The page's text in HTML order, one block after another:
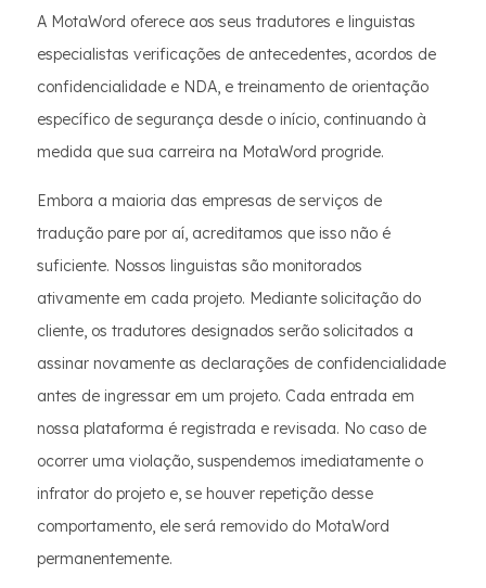
A MotaWord oferece aos seus tradutores e linguistas
especialistas verificações de antecedentes, acordos de
confidencialidade e NDA, e treinamento de orientação
específico de segurança desde o início, continuando à
medida que sua carreira na MotaWord progride.
Embora a maioria das empresas de serviços de
tradução pare por aí, acreditamos que isso não é
suficiente. Nossos linguistas são monitorados
ativamente em cada projeto. Mediante solicitação do
cliente, os tradutores designados serão solicitados a
assinar novamente as declarações de confidencialidade
antes de ingressar em um projeto. Cada entrada em
nossa plataforma é registrada e revisada. No caso de
ocorrer uma violação, suspendemos imediatamente o
infrator do projeto e, se houver repetição desse
comportamento, ele será removido do MotaWord
permanentemente.